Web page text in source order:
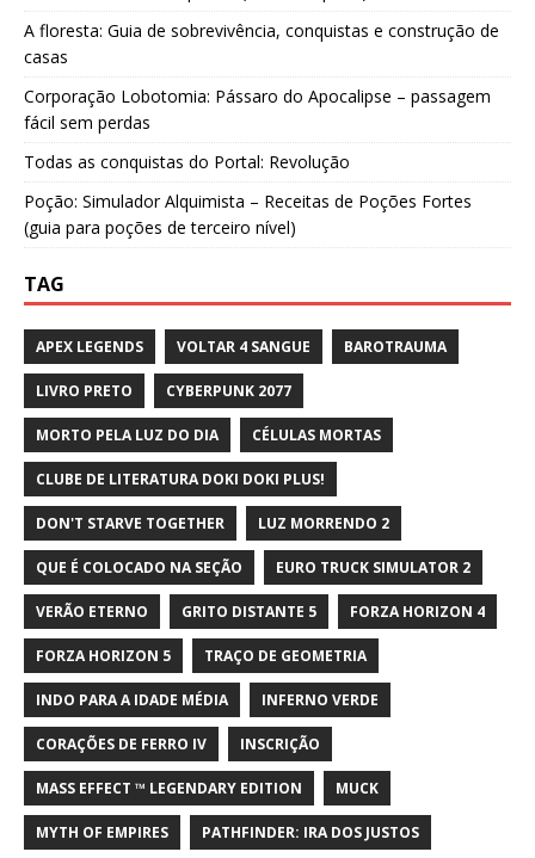
A floresta: Guia de sobrevivência, conquistas e construção de
casas
Corporação Lobotomia: Pássaro do Apocalipse – passagem
fácil sem perdas
Todas as conquistas do Portal: Revolução
Poção: Simulador Alquimista – Receitas de Poções Fortes
(guia para poções de terceiro nível)
TAG
APEX LEGENDS VOLTAR 4 SANGUE BAROTRAUMA
LIVRO PRETO CYBERPUNK 2077
MORTO PELA LUZ DO DIA CÉLULAS MORTAS
CLUBE DE LITERATURA DOKI DOKI PLUS!
DON'T STARVE TOGETHER LUZ MORRENDO 2
QUE É COLOCADO NA SEÇÃO EURO TRUCK SIMULATOR 2
VERÃO ETERNO GRITO DISTANTE 5 FORZA HORIZON 4
FORZA HORIZON 5 TRAÇO DE GEOMETRIA
INDO PARA A IDADE MÉDIA INFERNO VERDE
CORAÇÕES DE FERRO IV INSCRIÇÃO
MASS EFFECT ™ LEGENDARY EDITION MUCK
MYTH OF EMPIRES PATHFINDER: IRA DOS JUSTOS